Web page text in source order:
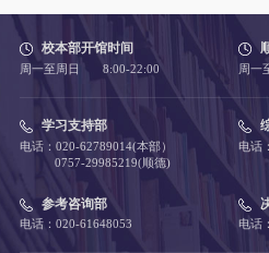
校本部开馆时间
周一至周日 8:00-22:00 周
学习支持部
电话：020-62789014(本部）
0757-29985219(顺德)
电话
参考咨询部
电话：020-61648053 电话